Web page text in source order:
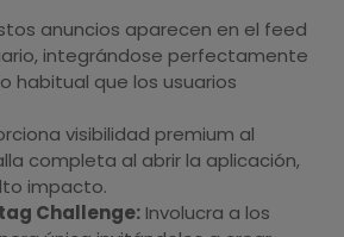
anuncios aparecen en el feed
integrándose perfectamente
habitual que los usuarios
visibilidad premium al
completa al abrir la aplicación,
impacto.
Challenge:Involucra a los